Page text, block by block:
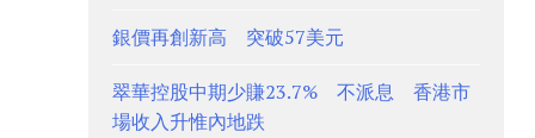
銀價再創新高 突破57美元
翠華控股中期少賺23.7% 不派息 香港市
場收入升惟內地跌